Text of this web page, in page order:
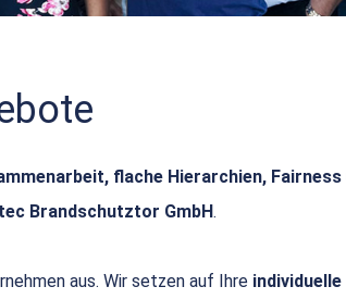
flache Hierarchien, Fairness
Brandschutztor GmbH.
aus. Wir setzen auf Ihre